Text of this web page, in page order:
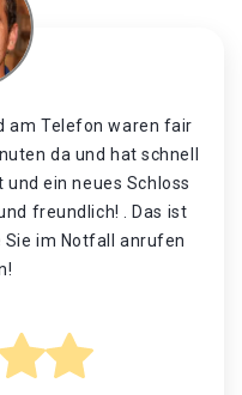
am Telefon waren fair
da und hat schnell
ein neues Schloss
freundlich! . Das ist
Sie im Notfall anrufen